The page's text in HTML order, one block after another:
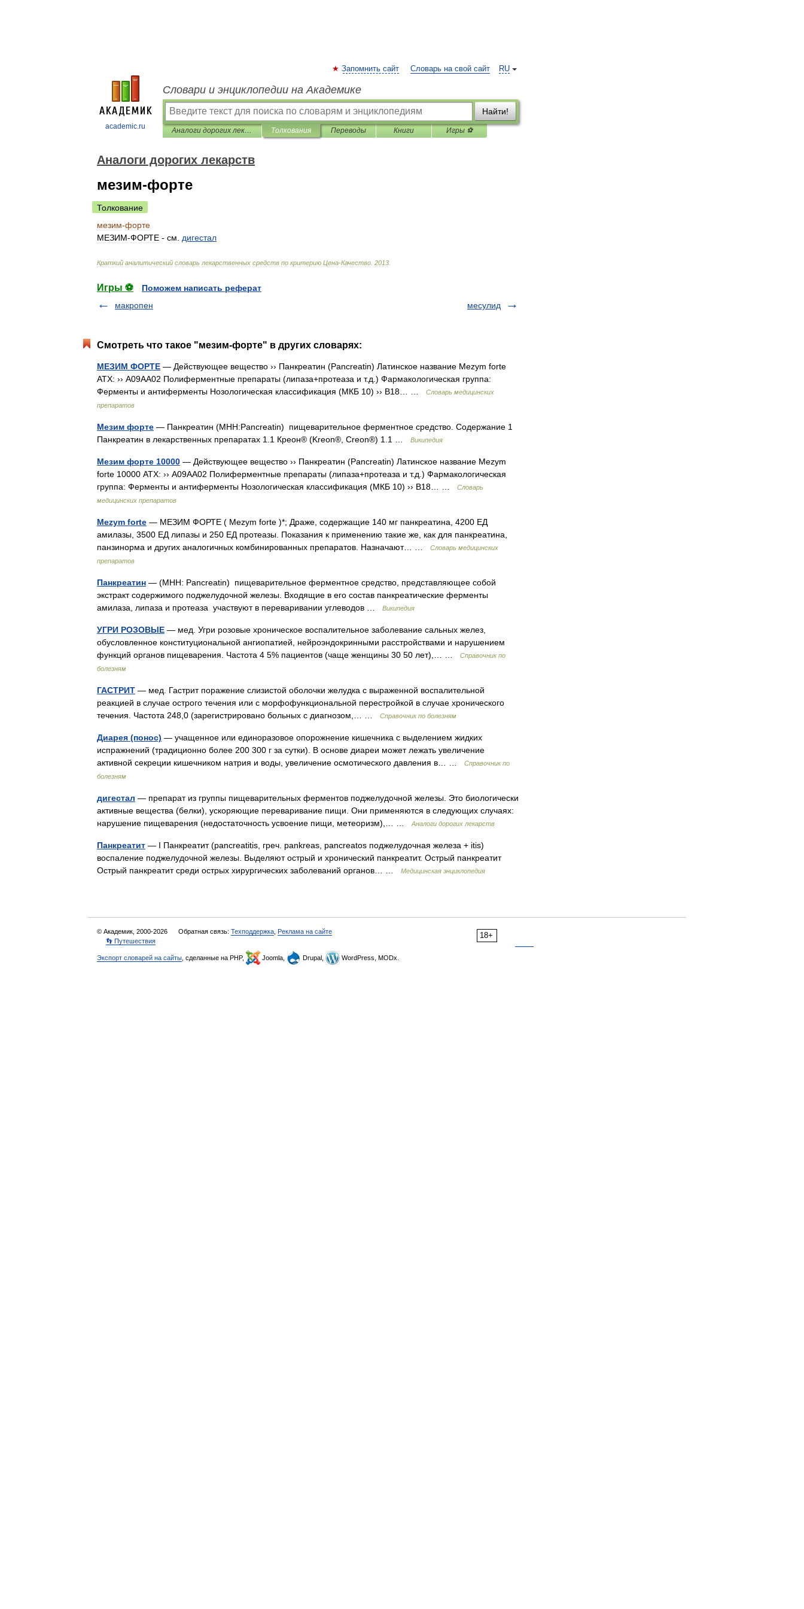
academic.ru
RU
Запомнить сайт Словарь на свой сайт
Словари и энциклопедии на Академике
Найти!
Аналоги дорогих лекарств Толкования Переводы Книги Игры ⚽
Аналоги дорогих лекарств
мезим-форте
Толкование
мезим-форте
МЕЗИМ-ФОРТЕ - см дигестал
Краткий аналитический словарь лекарственных средств по критерию Цена-Качество 2013
Игры ⚽
Поможем написать реферат
макропен
месулид
Смотреть что такое "мезим-форте" в других словарях:
МЕЗИМ ФОРТЕ — Действующее вещество ›› Панкреатин (Pancreatin) Латинское название Mezym forte
АТХ: ›› A09AA02 Полиферментные препараты (липаза+протеаза и т.д.) Фармакологическая группа:
Ферменты и антиферменты Нозологическая классификация (МКБ 10) ›› B18… …
Словарь медицинских
препаратов
Мезим форте — Панкреатин (МНН:Pancreatin) пищеварительное ферментное средство. Содержание 1
Панкреатин в лекарственных препаратах 1.1 Креон® (Kreon®, Creon®) 1.1 …
Википедия
Мезим форте 10000 — Действующее вещество ›› Панкреатин (Pancreatin) Латинское название Mezym
forte 10000 АТХ: ›› A09AA02 Полиферментные препараты (липаза+протеаза и т.д.) Фармакологическая
группа: Ферменты и антиферменты Нозологическая классификация (МКБ 10) ›› B18… …
Словарь
медицинских препаратов
Mezym forte — МЕЗИМ ФОРТЕ ( Меzym forte )*; Драже, содержащие 140 мг панкреатина, 4200 ЕД
амилазы, 3500 ЕД липазы и 250 ЕД протеазы. Показания к применению такие же, как для панкреатина,
панзинорма и других аналогичных комбинированных препаратов. Назначают… …
Словарь медицинских
препаратов
Панкреатин — (МНН: Pancreatin) пищеварительное ферментное средство, представляющее собой
экстракт содержимого поджелудочной железы. Входящие в его состав панкреатические ферменты
амилаза, липаза и протеаза участвуют в переваривании углеводов …
Википедия
УГРИ РОЗОВЫЕ — мед. Угри розовые хроническое воспалительное заболевание сальных желез,
обусловленное конституциональной ангиопатией, нейроэндокринными расстройствами и нарушением
функций органов пищеварения. Частота 4 5% пациентов (чаще женщины 30 50 лет),… …
Справочник по
болезням
ГАСТРИТ — мед. Гастрит поражение слизистой оболочки желудка с выраженной воспалительной
реакцией в случае острого течения или с морфофункциональной перестройкой в случае хронического
течения. Частота 248,0 (зарегистрировано больных с диагнозом,… …
Справочник по болезням
Диарея (понос) — учащенное или единоразовое опорожнение кишечника с выделением жидких
испражнений (традиционно более 200 300 г за сутки). В основе диареи может лежать увеличение
активной секреции кишечником натрия и воды, увеличение осмотического давления в… …
Справочник по
болезням
дигестал — препарат из группы пищеварительных ферментов поджелудочной железы. Это биологически
активные вещества (белки), ускоряющие переваривание пищи. Они применяются в следующих случаях:
нарушение пищеварения (недостаточность усвоение пищи, метеоризм),… …
Аналоги дорогих лекарств
Панкреатит — I Панкреатит (pancreatitis, греч. pankreas, pancreatos поджелудочная железа + itis)
воспаление поджелудочной железы. Выделяют острый и хронический панкреатит. Острый панкреатит
Острый панкреатит среди острых хирургических заболеваний органов… …
Медицинская энциклопедия
18+
© Академик, 2000-2026 Обратная связь: Техподдержка Реклама на сайте
👣 Путешествия
Экспорт словарей на сайты , сделанные на PHP, Joomla, Drupal, WordPress, MODx.